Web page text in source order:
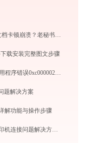
电脑编辑万字Word大文档卡顿崩溃？老秘书教你 4 个系统级优化设置与避坑神技
载安装完整图文步骤
金山毒霸fphelper.exe应用程序错误0xc0000022解决方法
题解决方案
解功能与操作步骤
兄弟DCP-B7535DW打印机连接问题解决方法 - 金山毒霸